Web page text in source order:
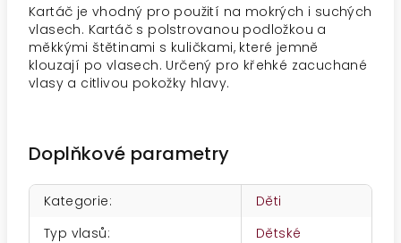
Kartáč je vhodný pro použití na mokrých i suchých
vlasech. Kartáč s polstrovanou podložkou a
měkkými štětinami s kuličkami, které jemně
klouzají po vlasech. Určený pro křehké zacuchané
vlasy a citlivou pokožky hlavy.
Doplňkové parametry
Kategorie:
Děti
Typ vlasů:
Dětské